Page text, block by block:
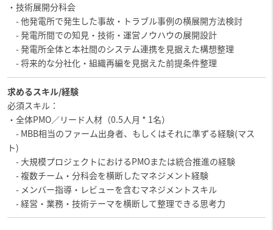
・技術展開分科会
- 他発電所で発生した事故・トラブル事例の横展開方法検討
- 発電所間での知見・技術・運営ノウハウの展開設計
- 発電所全体と本社間のシステム連携を見据えた構想整理
- 将来的な分社化・組織再編を見据えた前提条件整理
求めるスキル/経験
必須スキル：
・全体PMO／リード人材（0.5人月 * 1名）
- MBB相当のファーム出身者、もしくはそれに準ずる経験(マス
ト)
- 大規模プロジェクトにおけるPMOまたは統合推進の経験
- 複数チーム・分科会を横断したマネジメント経験
- メンバー指導・レビューを含むマネジメントスキル
- 経営・業務・技術テーマを横断して整理できる思考力